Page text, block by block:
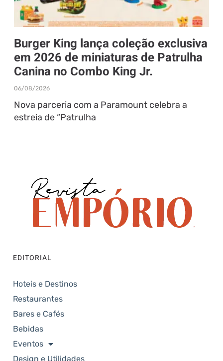
Burger King lança coleção exclusiva
em 2026 de miniaturas de Patrulha
Canina no Combo King Jr.
06/08/2026
Nova parceria com a Paramount celebra a
estreia de “Patrulha
EDITORIAL
Hoteis e Destinos
Restaurantes
Bares e Cafés
Bebidas
Eventos
Design e Utilidades